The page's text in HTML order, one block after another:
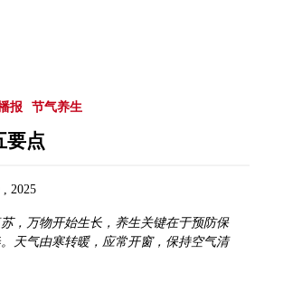
报 节气养生
要点
2025
，万物开始生长，养生关键在于预防保
天气由寒转暖，应常开窗，保持空气清